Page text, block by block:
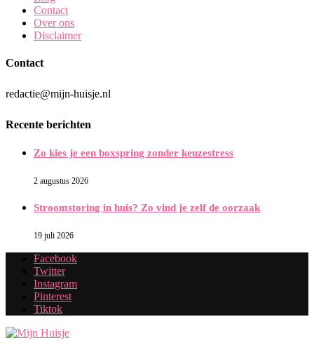
Contact
Over ons
Disclaimer
Contact
redactie@mijn-huisje.nl
Recente berichten
Zo kies je een boxspring zonder keuzestress
2 augustus 2026
Stroomstoring in huis? Zo vind je zelf de oorzaak
19 juli 2026
Facebook
Twitter
Instagram
Pinterest
Tiktok